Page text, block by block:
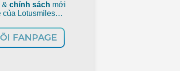
& chính sách mới
của Lotusmiles…